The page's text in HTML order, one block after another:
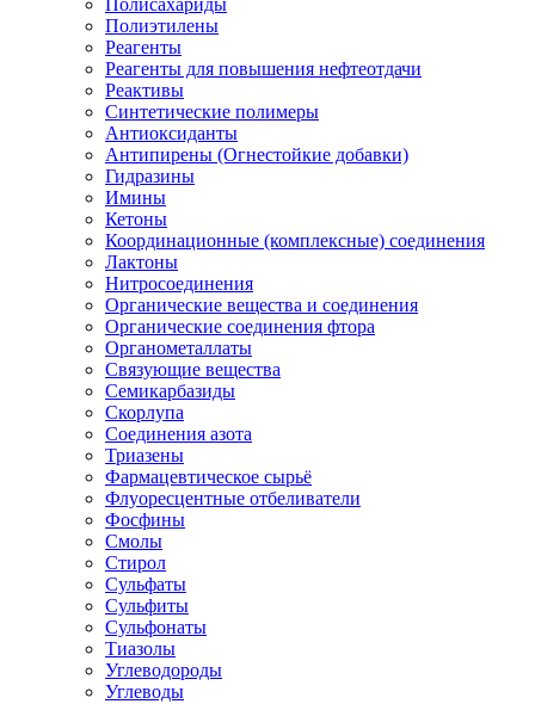
Полисахариды
Полиэтилены
Реагенты
Реагенты для повышения нефтеотдачи
Реактивы
Синтетические полимеры
Антиоксиданты
Антипирены (Огнестойкие добавки)
Гидразины
Имины
Кетоны
Координационные (комплексные) соединения
Лактоны
Нитросоединения
Органические вещества и соединения
Органические соединения фтора
Органометаллаты
Связующие вещества
Семикарбазиды
Скорлупа
Соединения азота
Триазены
Фармацевтическое сырьё
Флуоресцентные отбеливатели
Фосфины
Смолы
Стирол
Сульфаты
Сульфиты
Сульфонаты
Тиазолы
Углеводороды
Углеводы